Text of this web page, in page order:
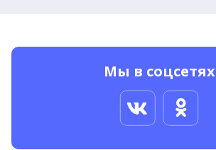
Мы в соцсетях